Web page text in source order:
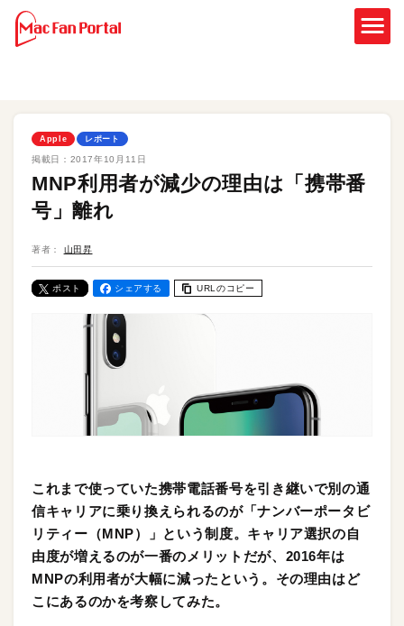
Apple レポート
掲載日： 2017年10月11日
MNP利用者が減少の理由は「携帯番
号」離れ
著者： 山田昇
ポスト シェアする URLのコピー
これまで使っていた携帯電話番号を引き継いで別の通
信キャリアに乗り換えられるのが「ナンバーポータビ
リティー（MNP）」という制度。キャリア選択の自
由度が増えるのが一番のメリットだが、2016年は
MNPの利用者が大幅に減ったという。その理由はど
こにあるのかを考察してみた。